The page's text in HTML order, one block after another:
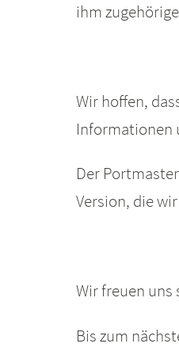
ihm
Wir hoffen,
Informationen
Der
Version, die
Wir freuen
Bis zum